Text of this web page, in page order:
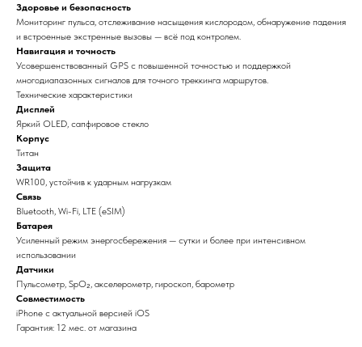
Здоровье и безопасность
Мониторинг пульса, отслеживание насыщения кислородом, обнаружение падения
и встроенные экстренные вызовы — всё под контролем.
Навигация и точность
Усовершенствованный GPS с повышенной точностью и поддержкой
многодиапазонных сигналов для точного треккинга маршрутов.
Технические характеристики
Дисплей
Яркий OLED, сапфировое стекло
Корпус
Титан
Защита
WR100, устойчив к ударным нагрузкам
Связь
Bluetooth, Wi-Fi, LTE (eSIM)
Батарея
Усиленный режим энергосбережения — сутки и более при интенсивном
использовании
Датчики
Пульсометр, SpO₂, акселерометр, гироскоп, барометр
Совместимость
iPhone с актуальной версией iOS
Гарантия: 12 мес. от магазина